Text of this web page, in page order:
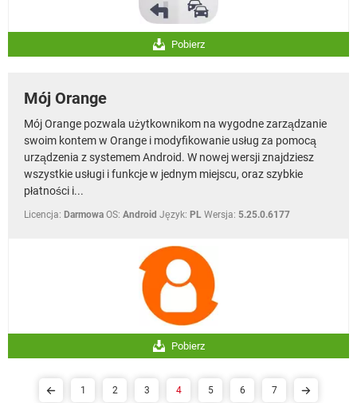
Pobierz
Mój Orange
Mój Orange pozwala użytkownikom na wygodne zarządzanie
swoim kontem w Orange i modyfikowanie usług za pomocą
urządzenia z systemem Android. W nowej wersji znajdziesz
wszystkie usługi i funkcje w jednym miejscu, oraz szybkie
płatności i...
Licencja: Darmowa OS: Android Język: PL Wersja: 5.25.0.6177
Pobierz
1 2 3 4 5 6 7